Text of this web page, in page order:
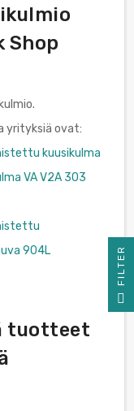
Shop
yrityksiä ovat:
kuusikulma
VA V2A 303
904L
tuotteet
R